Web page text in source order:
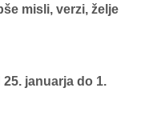
misli, verzi, želje
januarja do 1.